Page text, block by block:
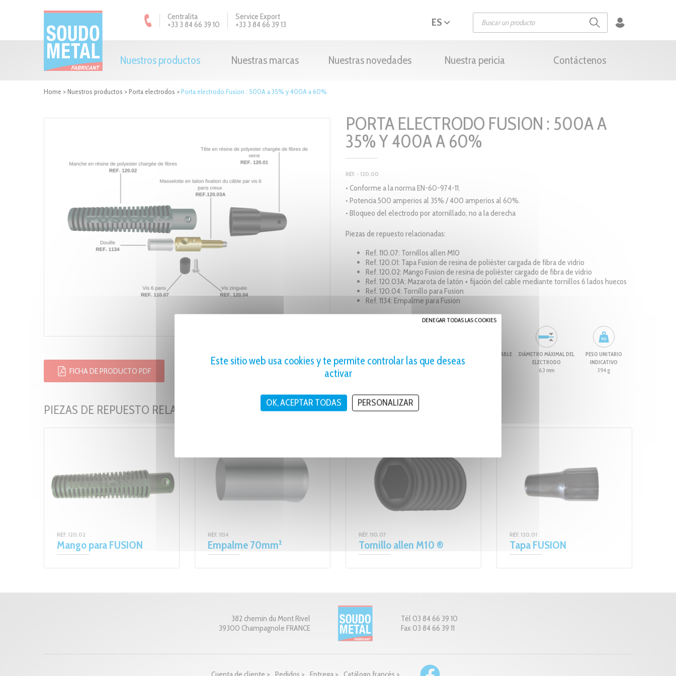
Centralita
+33 3 84 66 39 10
Service Export
+33 3 84 66 39 13
ES
Nuestros productos Nuestras marcas Nuestras novedades Nuestra pericia Contáctenos
Home >Nuestros productos >Porta electrodos >Porta electrodo Fusion : 500A a 35% y 400A a 60%
FICHA DE PRODUCTO PDF
PORTA ELECTRODO FUSION : 500A A
35% Y 400A A 60%
RÉF. - 120.00
• Conforme a la norma EN-60-974-11.
• Potencia 500 amperios al 35% / 400 amperios al 60%.
• Bloqueo del electrodo por atornillado, no a la derecha
Piezas de repuesto relacionadas:
Ref. 110.07: Tornillos allen M10
Ref. 120.01: Tapa Fusion de resina de poliéster cargada de fibra de vidrio
Ref. 120.02: Mango Fusion de resina de poliéster cargado de fibra de vidrio
Ref. 120.03A: Mazarota de latón + fijación del cable mediante tornillos 6 lados huecos
Ref. 120.04: Tornillo para Fusion
Ref. 1134: Empalme para Fusion
INTENSIDAD MÁXIMA
500A a 35%
INTENSIDAD MÁXIMA
400A a 60%
SECCIÓN DEL CABLE
DIÁMETRO MÁXIMAL DEL
ELECTRODO
6.3 mm
PESO UNITARIO
INDICATIVO
394 g
PIEZAS DE REPUESTO RELACIONADAS
RÉF. 120.02
Mango para FUSION
RÉF. 1134
Empalme 70mm²
RÉF. 110.07
Tornillo allen M10 ®
RÉF. 120.01
Tapa FUSION
382 chemin du Mont Rivel
39300 Champagnole FRANCE
Tél 03 84 66 39 10
Fax 03 84 66 39 11
Este sitio web usa cookies y te permite controlar las que deseas
activar
OK, ACEPTAR TODAS
DENEGAR TODAS LAS COOKIES
PERSONALIZAR